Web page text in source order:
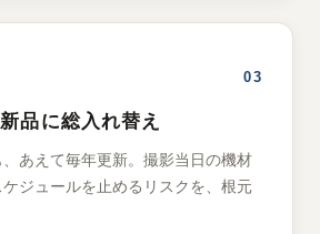
03
品に総入れ替え
あえて毎年更新。撮影当日の機材
ケジュールを止めるリスクを、根元